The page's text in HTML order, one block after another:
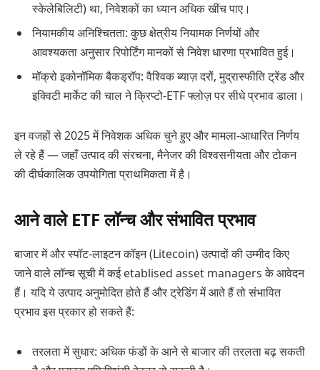
स्केलेबिलिटी) था, निवेशकों का ध्यान अधिक खींच पाए।
नियामकीय अनिश्चितता: कुछ क्षेत्रीय नियामक निर्णयों और
आवश्यकता अनुसार रिपोर्टिंग मानकों से निवेश धारणा प्रभावित हुई।
मॉक्रो इकोनॉमिक बैकड्रॉप: वैश्विक ब्याज़ दरों, मुद्रास्फीति ट्रेंड और
इक्विटी मार्केट की चाल ने क्रिप्टो-ETF फ्लोज़ पर सीधे प्रभाव डाला।
इन वजहों से 2025 में निवेशक अधिक चुने हुए और मामला-आधारित निर्णय
ले रहे हैं — जहाँ उत्पाद की संरचना, मैनेजर की विश्वसनीयता और टोकन
की दीर्घकालिक उपयोगिता प्राथमिकता में है।
आने वाले ETF लॉन्च और संभावित प्रभाव
बाजार में और स्पॉट-लाइटन कॉइन (Litecoin) उत्पादों की उम्मीद किए
जाने वाले लॉन्च सूची में कई etablised asset managers के आवेदन
हैं। यदि ये उत्पाद अनुमोदित होते हैं और ट्रेडिंग में आते हैं तो संभावित
प्रभाव इस प्रकार हो सकते हैं:
तरलता में सुधार: अधिक फंडों के आने से बाजार की तरलता बढ़ सकती